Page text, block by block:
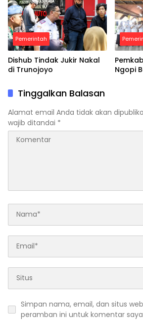
Pemerintah
Dishub Tindak Jukir Nakal
di Trunojoyo
Ngopi
Tinggalkan Balasan
Alamat email Anda tidak akan
wajib ditandai *
Simpan nama, email, dan situs
peramban ini untuk komentar